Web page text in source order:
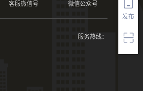
发布
微信公众号
客服微信号
服务热线：